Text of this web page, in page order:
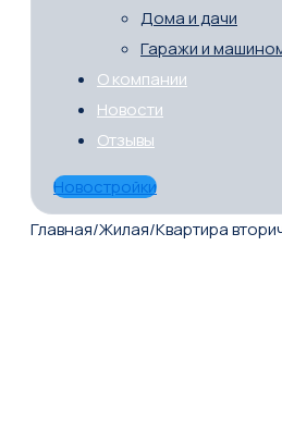
Дома и дачи
Гаражи и
О компании
Новости
Отзывы
Новостройки
Главная/Жилая/Квартира